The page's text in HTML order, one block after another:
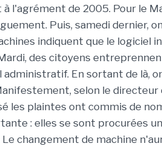
l'agrément de 2005. Pour le
Puis, samedi dernier,
indiquent que le logiciel
des citoyens
En sortant de là,
selon le
les plaintes ont commis de
: elles se sont procurées
changement de machine